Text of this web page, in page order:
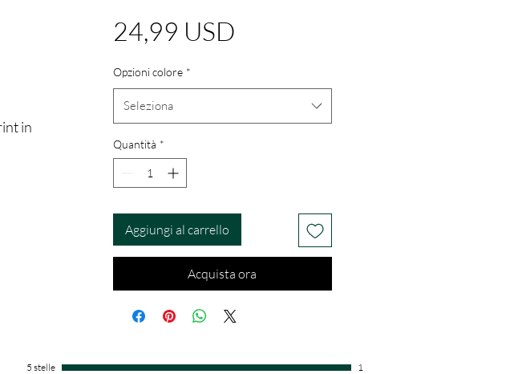
in
24,99 USDPrezzo
Opzioni colore *
Seleziona
Quantità *
Aggiungi al carrello
Acquista ora
5 stelle 1